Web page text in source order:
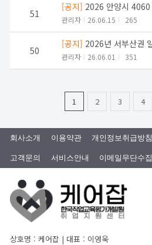
51
[공지] 2026 안양시 4060
관리자 26.06.15 265
50
[공지] 2026년 서부산권
관리자 26.06.01 351
1 2 3 4
회사소개 이용약관 개인정보취급방침
고객문의 서비스안내 이메일무단수
상호명 : 케어잡 | 대표 : 이영욱